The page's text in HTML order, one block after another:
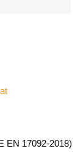
EN 17092-2018)